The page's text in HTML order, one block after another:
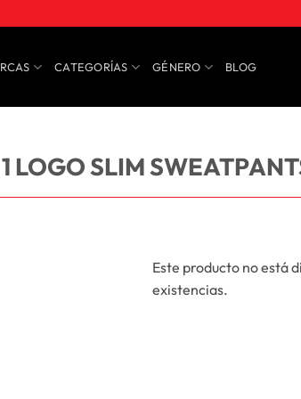
CATEGORÍAS GÉNERO BLOG
LOGO SLIM
Este producto no está
existencias.